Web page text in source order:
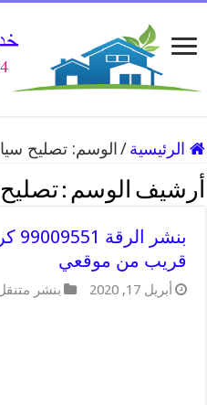
الرئيسية / الوسم:تصليح
أرشيف الوسم :
قريب من موقعي
أبريل 17, 2020 بنشر